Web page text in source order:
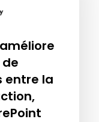
entre la